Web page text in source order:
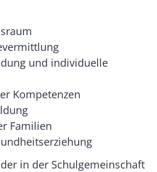
und individuelle
Kompetenzen
Familien
in der Schulgemeinschaft